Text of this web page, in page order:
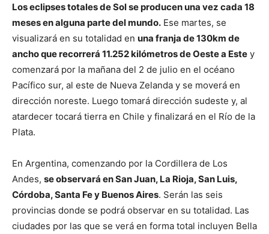
Los eclipses totales de Sol se producen una vez cada 18
meses en alguna parte del mundo. Ese martes, se
visualizará en su totalidad en una franja de 130km de
ancho que recorrerá 11.252 kilómetros de Oeste a Este y
comenzará por la mañana del 2 de julio en el océano
Pacífico sur, al este de Nueva Zelanda y se moverá en
dirección noreste. Luego tomará dirección sudeste y, al
atardecer tocará tierra en Chile y finalizará en el Río de la
Plata.
En Argentina, comenzando por la Cordillera de Los
Andes, se observará en San Juan, La Rioja, San Luis,
Córdoba, Santa Fe y Buenos Aires. Serán las seis
provincias donde se podrá observar en su totalidad. Las
ciudades por las que se verá en forma total incluyen Bella